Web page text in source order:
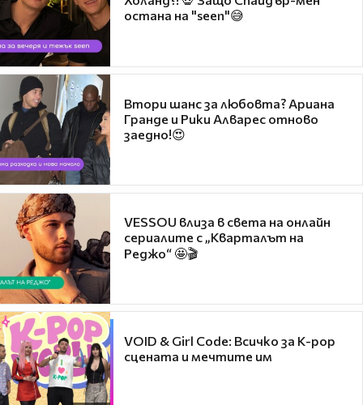
остана на "seen"😅
Втори шанс за любовта? Ариана
Гранде и Рики Алварес отново
заедно!😍
VESSOU влиза в света на онлайн
сериалите с „Кварталът на
Реджо“ 🤩🎬
VOID & Girl Code: Всичко за K-pop
сцената и мечтите им